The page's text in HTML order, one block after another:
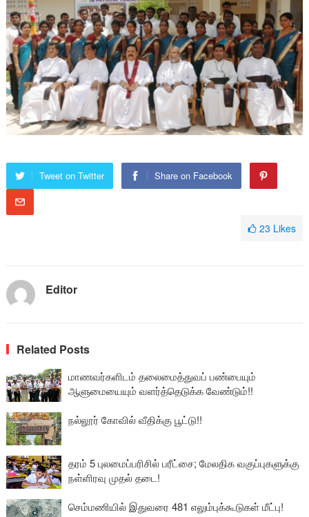
Tweet on Twitter Share on Facebook
23 Likes
Editor
Related Posts
மாணவர்களிடம் தலைமைத்துவப் பண்பையும்
ஆளுமையையும் வளர்த்தெடுக்க வேண்டும்!!
நல்லூர் கோவில் வீதிக்கு பூட்டு!!
தரம் 5 புலமைப்பரிசில் பரீட்சை; மேலதிக வகுப்புகளுக்கு
நள்ளிரவு முதல் தடை!
செம்மணியில் இதுவரை 481 எலும்புக்கூடுகள் மீட்பு!